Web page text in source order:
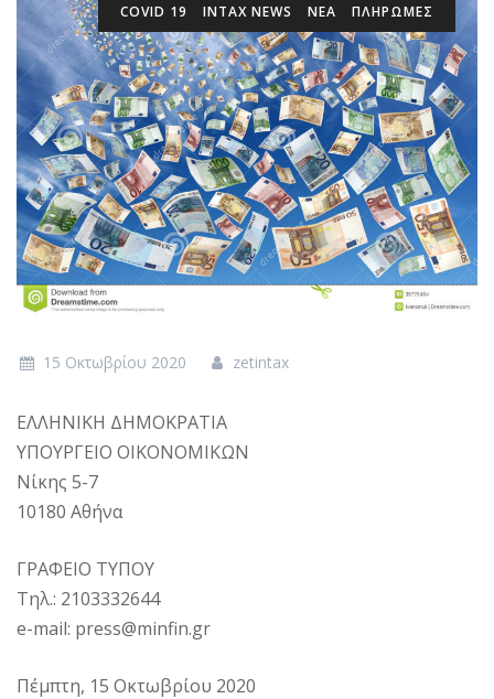
COVID 19 INTAX NEWS ΝΕΑ ΠΛΗΡΩΜΕΣ
15 Οκτωβρίου 2020 zetintax
ΕΛΛΗΝΙΚΗ ΔΗΜΟΚΡΑΤΙΑ
ΥΠΟΥΡΓΕΙΟ ΟΙΚΟΝΟΜΙΚΩΝ
Νίκης 5-7
10180 Αθήνα
ΓΡΑΦΕΙΟ ΤΥΠΟΥ
Τηλ.: 2103332644
e-mail: press@minfin.gr
Πέμπτη, 15 Οκτωβρίου 2020